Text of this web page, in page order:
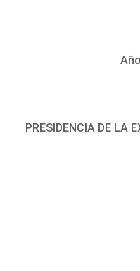
PRESIDENCIA DE LA